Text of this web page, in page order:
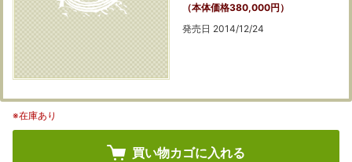
（本体価格380,000円）
発売日 2014/12/24
※在庫あり
買い物カゴに入れる